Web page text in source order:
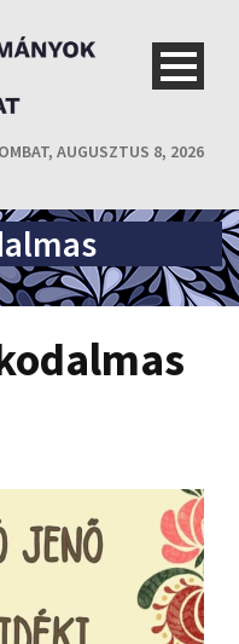
AUGUSZTUS 8, 2026